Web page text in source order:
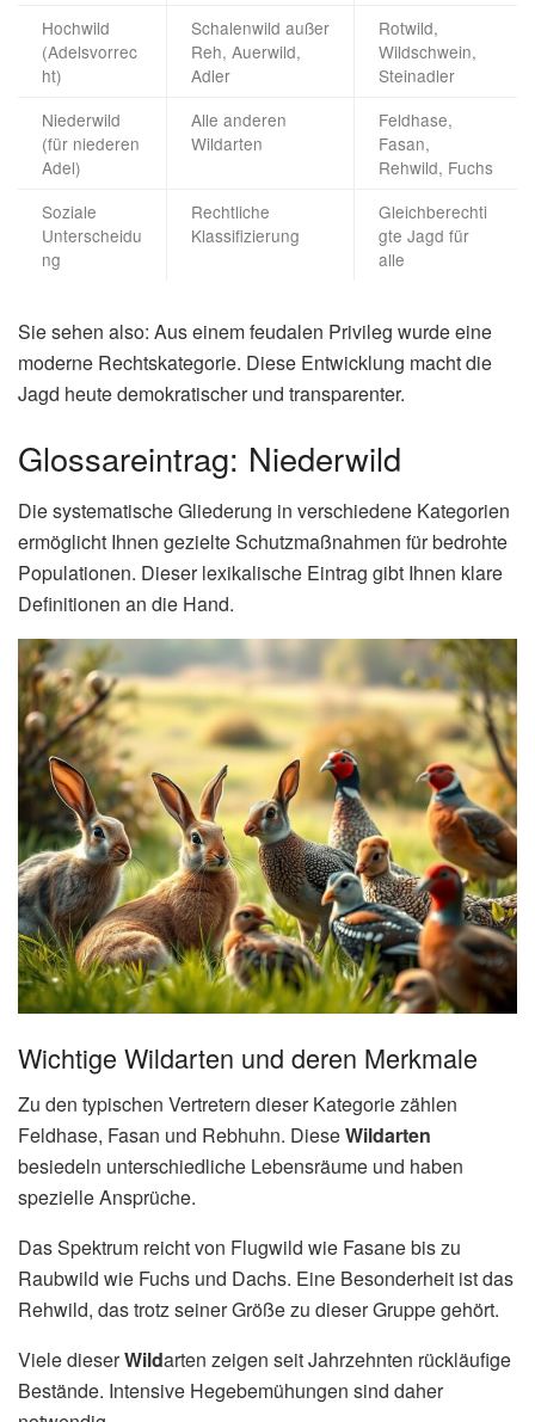
Hochwild
(Adelsvorrec
ht)
Schalenwild außer
Reh, Auerwild,
Adler
Rotwild,
Wildschwein,
Steinadler
Niederwild
(für niederen
Adel)
Alle anderen
Wildarten
Feldhase,
Fasan,
Rehwild, Fuchs
Soziale
Unterscheidu
ng
Rechtliche
Klassifizierung
Gleichberechti
gte Jagd für
alle
Sie sehen also: Aus einem feudalen Privileg wurde eine
moderne Rechtskategorie. Diese Entwicklung macht die
Jagd heute demokratischer und transparenter.
Glossareintrag: Niederwild
Die systematische Gliederung in verschiedene Kategorien
ermöglicht Ihnen gezielte Schutzmaßnahmen für bedrohte
Populationen. Dieser lexikalische Eintrag gibt Ihnen klare
Definitionen an die Hand.
Wichtige Wildarten und deren Merkmale
Zu den typischen Vertretern dieser Kategorie zählen
Feldhase, Fasan und Rebhuhn. DieseWildarten
besiedeln unterschiedliche Lebensräume und haben
spezielle Ansprüche.
Das Spektrum reicht von Flugwild wie Fasane bis zu
Raubwild wie Fuchs und Dachs. Eine Besonderheit ist das
Rehwild, das trotz seiner Größe zu dieser Gruppe gehört.
Viele dieserWildarten zeigen seit Jahrzehnten rückläufige
Bestände. Intensive Hegebemühungen sind daher